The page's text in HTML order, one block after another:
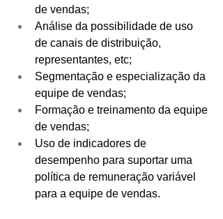
de vendas;
Análise da possibilidade de uso
de canais de distribuição,
representantes, etc;
Segmentação e especialização da
equipe de vendas;
Formação e treinamento da equipe
de vendas;
Uso de indicadores de
desempenho para suportar uma
política de remuneração variável
para a equipe de vendas.